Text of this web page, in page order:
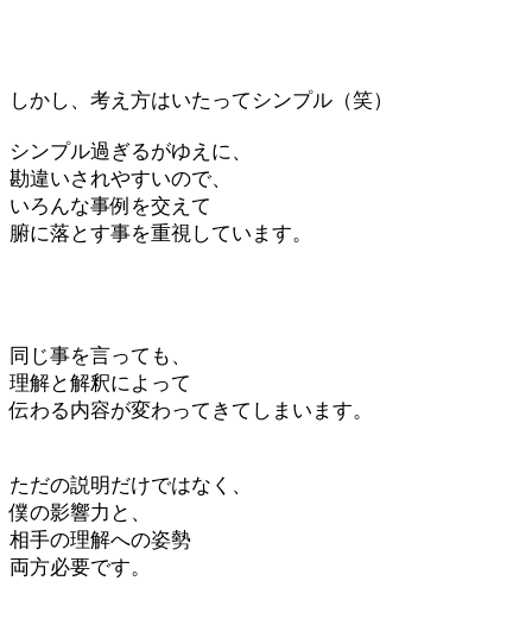
しかし、考え方はいたってシンプル（笑）
シンプル過ぎるがゆえに、
勘違いされやすいので、
いろんな事例を交えて
腑に落とす事を重視しています。
同じ事を言っても、
理解と解釈によって
伝わる内容が変わってきてしまいます。
ただの説明だけではなく、
僕の影響力と、
相手の理解への姿勢
両方必要です。